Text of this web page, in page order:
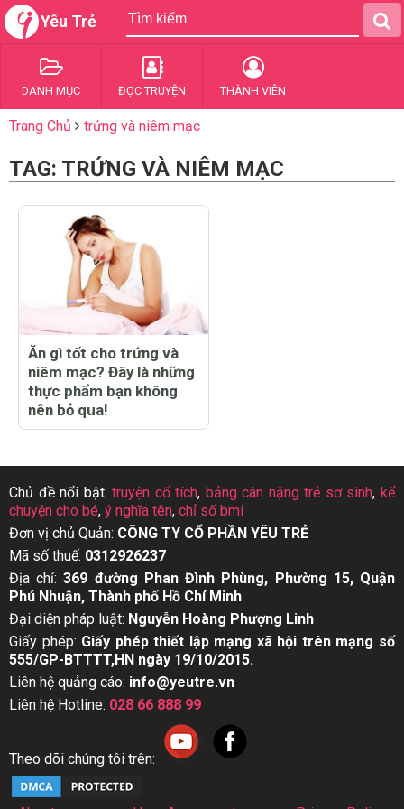
Yêu Trẻ
DANH MỤC ĐỌC TRUYỆN THÀNH VIÊN
Trang Chủ trứng và niêm mạc
TAG: TRỨNG VÀ NIÊM MẠC
Ăn gì tốt cho trứng và
niêm mạc? Đây là những
thực phẩm bạn không
nên bỏ qua!
Chủ đề nổi bật:truyện cổ tích, bảng cân nặng trẻ sơ sinh,kể
chuyện cho bé, ý nghĩa tên, chỉ số bmi
Đơn vị chủ Quản: CÔNG TY CỔ PHẦN YÊU TRẺ
Mã số thuế: 0312926237
Địa chỉ:369 đường Phan Đình Phùng, Phường 15, Quận
Phú Nhuận, Thành phố Hồ Chí Minh
Đại diện pháp luật: Nguyễn Hoàng Phượng Linh
Giấy phép: Giấy phép thiết lập mạng xã hội trên mạng số
555/GP-BTTTT,HN ngày 19/10/2015.
Liên hệ quảng cáo: info@yeutre.vn
Liên hệ Hotline: 028 66 888 99
Theo dõi chúng tôi trên: